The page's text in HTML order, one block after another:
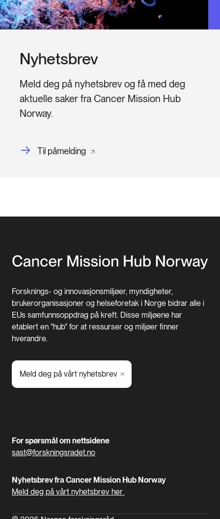
Nyhetsbrev
Meld deg på nyhetsbrev og få med deg
aktuelle saker fra Cancer Mission Hub
Norway.
Til påmelding
Forsknings- og innovasjonsmiljøer, myndigheter,
brukerorganisasjoner og helseforetak i Norge bidrar alle i
EUs samfunnsoppdrag på kreft. Disse miljøene har
etablert en "hub" for at ressurser og miljøer finner
hverandre.
Meld deg på vårt nyhetsbrev
For spørsmål om nettsidene
sast@forskningsradet.no
Nyhetsbrev fra Cancer Mission Hub Norway
Meld deg på vårt nyhetsbrev her